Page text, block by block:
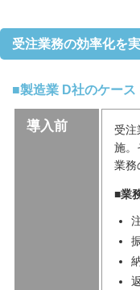
受注業務の効率化を
■製造業 D社のケース
導入前
受注
施。
業務
■業